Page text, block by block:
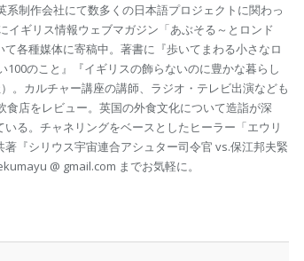
制作会社にて数多くの日本語プロジェクトに関わっ
イギリス情報ウェブマガジン「あぶそる～とロンド
各種媒体に寄稿中。著書に『歩いてまわる小さなロ
100のこと』『イギリスの飾らないのに豊かな暮らし
。カルチャー講座の講師、ラジオ・テレビ出演なども
店をレビュー。英国の外食文化について造詣が深
る。チャネリングをベースとしたヒーラー「エウリ
『シリウス宇宙連合アシュター司令官 vs.保江邦夫緊
@ gmail.com までお気軽に。